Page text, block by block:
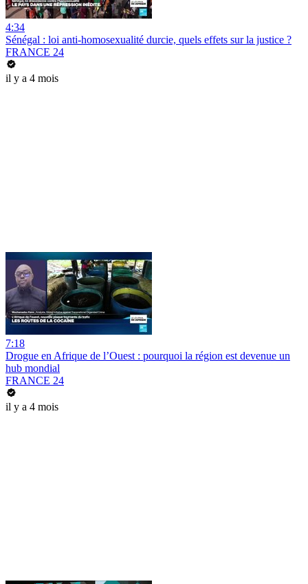
4:34
Sénégal : loi anti-homosexualité durcie, quels effets sur la justice ?
FRANCE 24
il y a 4 mois
7:18
Drogue en Afrique de l’Ouest : pourquoi la région est devenue un
hub mondial
FRANCE 24
il y a 4 mois